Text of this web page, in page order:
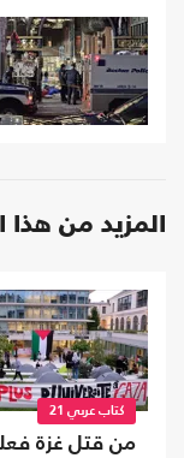
المزيد من هذا
كتاب عربي 21
من قتل غزة